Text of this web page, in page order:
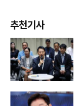
추천기사